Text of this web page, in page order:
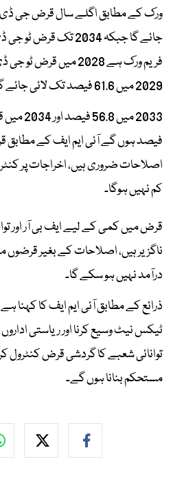
2029 میں 61.6 فیصد تک لائی جائے گی۔
فیصد ہوں گے آئی ایم ایف کے
اصلاحات ضروری ہیں، اخراجات پر
کم نہیں ہوگا۔
قرض میں کمی کے لیے ایف بی آر اور
ناگزیر ہیں، اصلاحات کے بغیر
درآمد نہیں ہو سکے گا۔
ذرائع کے مطابق آئی ایم ایف کا
ٹیکس نیٹ وسیع کرنا اور ریاستی
توانائی شعبے کا گردشی قرض کنٹرول
مستحکم بنانا ہوں گے۔